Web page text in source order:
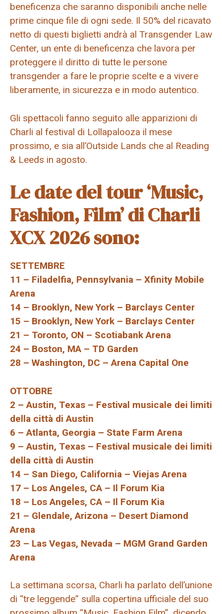
beneficenza che saranno disponibili anche nelle
prime cinque file di ogni sede. Il 50% del ricavato
netto di questi biglietti andrà al Transgender Law
Center, un ente di beneficenza che lavora per
proteggere il diritto di tutte le persone
transgender a fare le proprie scelte e a vivere
liberamente, in sicurezza e in modo autentico.
Gli spettacoli fanno seguito alle apparizioni di
Charli al festival di Lollapalooza il mese
prossimo, e sia all’Outside Lands che al Reading
& Leeds in agosto.
Le date del tour ‘Music,
Fashion, Film’ di Charli
XCX 2026 sono:
SETTEMBRE
11 – Filadelfia, Pennsylvania – Xfinity Mobile
Arena
14 – Brooklyn, New York – Barclays Center
15 – Brooklyn, New York – Barclays Center
21 – Toronto, ON – Scotiabank Arena
24 – Boston, MA – TD Garden
28 – Washington, DC – Arena Capital One
OTTOBRE
2 – Austin, Texas – Festival musicale dei limiti
della città di Austin
6 – Atlanta, Georgia – State Farm Arena
9 – Austin, Texas – Festival musicale dei limiti
della città di Austin
14 – San Diego, California – Viejas Arena
17 – Los Angeles, CA – Il Forum Kia
18 – Los Angeles, CA – Il Forum Kia
21 – Glendale, Arizona – Desert Diamond
Arena
23 – Las Vegas, Nevada – MGM Grand Garden
Arena
La settimana scorsa, Charli ha parlato dell’unione
di “tre leggende” sulla copertina ufficiale del suo